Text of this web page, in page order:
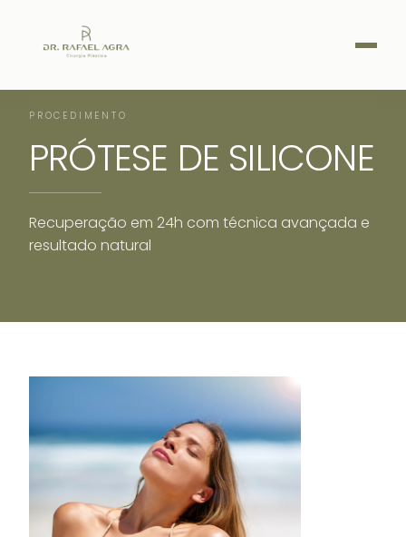
PROCEDIMENTO
PRÓTESE DE SILICONE
Recuperação em 24h com técnica avançada e
resultado natural